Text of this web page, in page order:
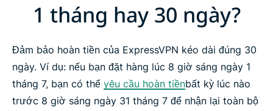
1 tháng hay 30 ngày?
Đảm bảo hoàn tiền của ExpressVPN kéo dài đúng 30
ngày. Ví dụ: nếu bạn đặt hàng lúc 8 giờ sáng ngày 1
tháng 7, bạn có thể yêu cầu hoàn tiềnbất kỳ lúc nào
trước 8 giờ sáng ngày 31 tháng 7 để nhận lại toàn bộ